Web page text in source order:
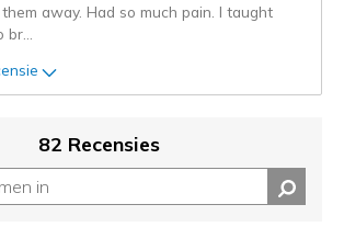
away. Had so much pain. I taught
br
82 Recensies